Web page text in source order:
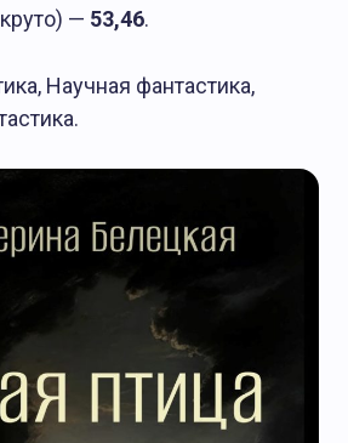
— 53,46.
Научная фантастика,